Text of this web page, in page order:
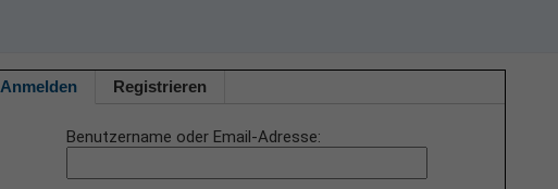
Anmelden Registrieren
Benutzername oder Email-Adresse